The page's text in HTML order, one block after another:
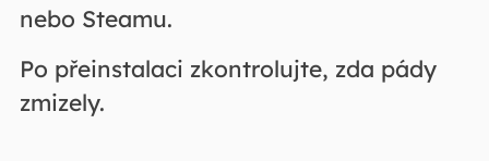
nebo Steamu.
Po přeinstalaci zkontrolujte, zda pády
zmizely.